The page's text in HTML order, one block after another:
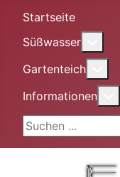
Startseite
Süßwasser
Gartenteich
Informationen
Suchen ...